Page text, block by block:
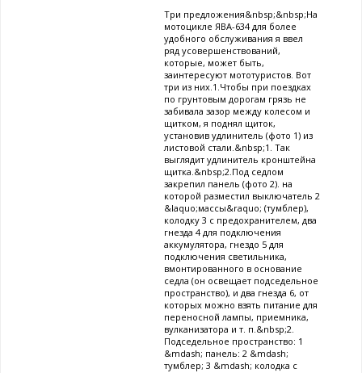
Три предложения&nbsp;&nbsp;На
мотоцикле ЯВА-634 для более
удобного обслуживания я ввел
ряд усовершенствований,
которые, может быть,
заинтересуют мототуристов. Вот
три из них.1.Чтобы при поездках
по грунтовым дорогам грязь не
забивала зазор между колесом и
щитком, я поднял щиток,
установив удлинитель (фото 1) из
листовой стали.&nbsp;1. Так
выглядит удлинитель кронштейна
щитка.&nbsp;2.Под седлом
закрепил панель (фото 2). на
которой разместил выключатель 2
&laquo;массы&raquo; (тумблер),
колодку 3 с предохранителем, два
гнезда 4 для подключения
аккумулятора, гнездо 5 для
подключения светильника,
вмонтированного в основание
седла (он освещает подседельное
пространство), и два гнезда 6, от
которых можно взять питание для
переносной лампы, приемника,
вулканизатора и т. п.&nbsp;2.
Подседельное пространство: 1
&mdash; панель: 2 &mdash;
тумблер; 3 &mdash; колодка с